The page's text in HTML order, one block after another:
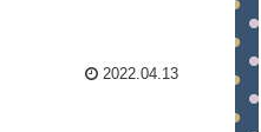
2022.04.13